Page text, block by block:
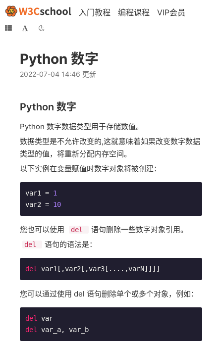
入门教程 编程课程 VIP会员
Python 数字
2022-07-04 14:46 更新
Python 数字
Python 数字数据类型用于存储数值。
数据类型是不允许改变的,这就意味着如果改变数字数据
类型的值，将重新分配内存空间。
以下实例在变量赋值时数字对象将被创建：
var1 = 1
var2 = 10
您也可以使用 ​ del ​语句删除一些数字对象引用。
del ​语句的语法是：
del var1[,var2[,var3[....,varN]]]]
您可以通过使用 del 语句删除单个或多个对象，例如：
del
del
var_a, var_b